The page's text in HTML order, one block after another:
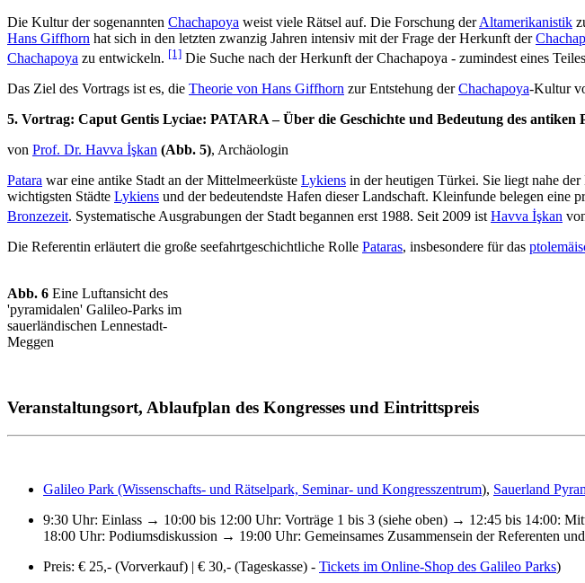
Die Kultur der sogenannten Chachapoya weist viele Rätsel auf. Die Forschung derAltamerikanistik
Hans Giffhorn hat sich in den letzten zwanzig Jahren intensiv mit der Frage der Herkunft der
Chachapoya zu entwickeln. [1] Die Suche nach der Herkunft der Chachapoya - zumindest eines
Das Ziel des Vortrags ist es, die Theorie von Hans Giffhorn zur Entstehung derChachapoya-Kultur
5. Vortrag: Caput Gentis Lyciae: PATARA – Über die Geschichte und Bedeutung des antiken
von Prof. Dr. Havva İşkan (Abb. 5), Archäologin
Patara war eine antike Stadt an der Mittelmeerküste Lykiens in der heutigen Türkei. Sie liegt nahe
wichtigsten Städte Lykiens und der bedeutendste Hafen dieser Landschaft. Kleinfunde belegen eine
Bronzezeit. Systematische Ausgrabungen der Stadt begannen erst 1988. Seit 2009 ist Havva İşkan
Die Referentin erläutert die große seefahrtgeschichtliche Rolle Pataras, insbesondere für das
Abb. 6 Eine Luftansicht des
'pyramidalen' Galileo-Parks im
sauerländischen Lennestadt-
Meggen
Veranstaltungsort, Ablaufplan des Kongresses und Eintrittspreis
Galileo Park (Wissenschafts- und Rätselpark, Seminar- und Kongresszentrum), Sauerland
9:30 Uhr: Einlass → 10:00 bis 12:00 Uhr: Vorträge 1 bis 3 (siehe oben) → 12:45 bis 14:00:
18:00 Uhr: Podiumsdiskussion → 19:00 Uhr: Gemeinsames Zusammensein der Referenten
Preis: € 25,- (Vorverkauf) | € 30,- (Tageskasse) - Tickets im Online-Shop des Galileo Parks)